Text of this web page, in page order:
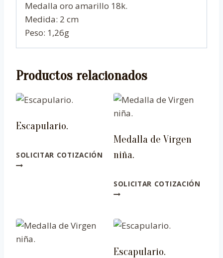
Medalla oro amarillo 18k.
Medida: 2 cm
Peso: 1,26g
Productos relacionados
Escapulario.
SOLICITAR COTIZACIÓN
Medalla de Virgen
niña.
SOLICITAR COTIZACIÓN
Escapulario.